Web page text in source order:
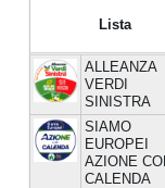
Lista
ALLEANZA
VERDI
SINISTRA
SIAMO
EUROPEI
AZIONE
CALENDA